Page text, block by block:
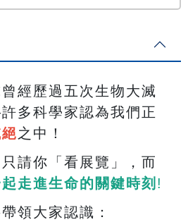
經歷過五次生物大滅
多科學家認為我們正
之中！
請你「看展覽」，而
走進生命的關鍵時刻 !
領大家認識：